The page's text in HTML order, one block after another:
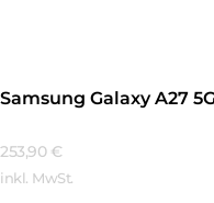
Samsung Galaxy A27
253,90 €
inkl. MwSt.